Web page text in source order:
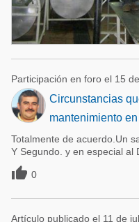
Participación en foro el 15
Circunstancias
mantenimiento
Totalmente de acuerdo.Un
Y Segundo. y en especial al
 0
Artículo publicado el 11 de